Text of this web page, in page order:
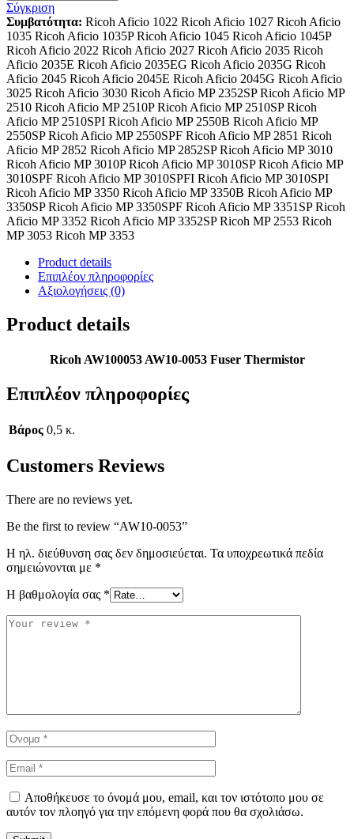
Σύγκριση
Συμβατότητα: Ricoh Aficio 1022 Ricoh Aficio 1027 Ricoh Aficio
1035 Ricoh Aficio 1035P Ricoh Aficio 1045 Ricoh Aficio 1045P
Ricoh Aficio 2022 Ricoh Aficio 2027 Ricoh Aficio 2035 Ricoh
Aficio 2035E Ricoh Aficio 2035EG Ricoh Aficio 2035G Ricoh
Aficio 2045 Ricoh Aficio 2045E Ricoh Aficio 2045G Ricoh Aficio
3025 Ricoh Aficio 3030 Ricoh Aficio MP 2352SP Ricoh Aficio MP
2510 Ricoh Aficio MP 2510P Ricoh Aficio MP 2510SP Ricoh
Aficio MP 2510SPI Ricoh Aficio MP 2550B Ricoh Aficio MP
2550SP Ricoh Aficio MP 2550SPF Ricoh Aficio MP 2851 Ricoh
Aficio MP 2852 Ricoh Aficio MP 2852SP Ricoh Aficio MP 3010
Ricoh Aficio MP 3010P Ricoh Aficio MP 3010SP Ricoh Aficio MP
3010SPF Ricoh Aficio MP 3010SPFI Ricoh Aficio MP 3010SPI
Ricoh Aficio MP 3350 Ricoh Aficio MP 3350B Ricoh Aficio MP
3350SP Ricoh Aficio MP 3350SPF Ricoh Aficio MP 3351SP Ricoh
Aficio MP 3352 Ricoh Aficio MP 3352SP Ricoh MP 2553 Ricoh
MP 3053 Ricoh MP 3353
Product details
Επιπλέον πληροφορίες
Αξιολογήσεις (0)
Product details
Ricoh AW100053 AW10-0053 Fuser Thermistor
Επιπλέον πληροφορίες
Βάρος 0,5 κ.
Customers Reviews
There are no reviews yet.
Be the first to review “AW10-0053”
Η ηλ. διεύθυνση σας δεν δημοσιεύεται. Τα υποχρεωτικά πεδία
σημειώνονται με *
Η βαθμολογία σας *
Αποθήκευσε το όνομά μου, email, και τον ιστότοπο μου σε
αυτόν τον πλοηγό για την επόμενη φορά που θα σχολιάσω.